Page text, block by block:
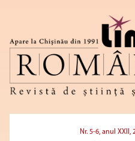
Nr. 5-6, anul XXII,